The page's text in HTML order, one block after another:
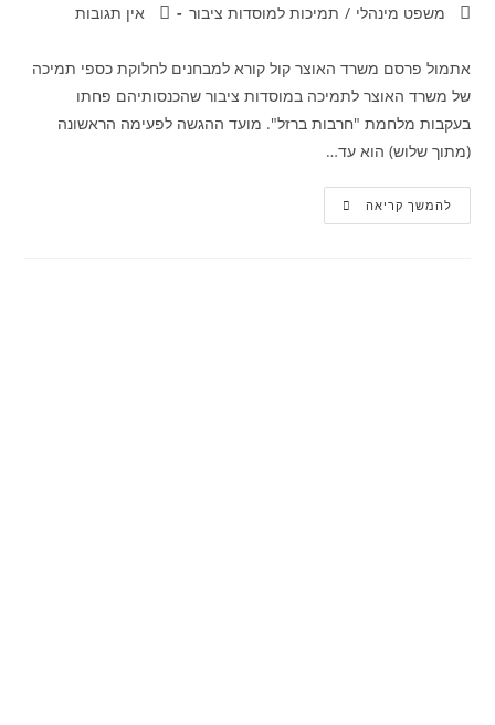
משפט מינהלי / תמיכות למוסדות ציבור אין תגובות
אתמול פרסם משרד האוצר קול קורא למבחנים לחלוקת כספי תמיכה
של משרד האוצר לתמיכה במוסדות ציבור שהכנסותיהם פחתו
בעקבות מלחמת "חרבות ברזל". מועד ההגשה לפעימה הראשונה
(מתוך שלוש) הוא עד…
להמשך קריאה